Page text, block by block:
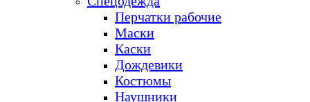
Перчатки рабочие
Маски
Каски
Дождевики
Костюмы
Наушники